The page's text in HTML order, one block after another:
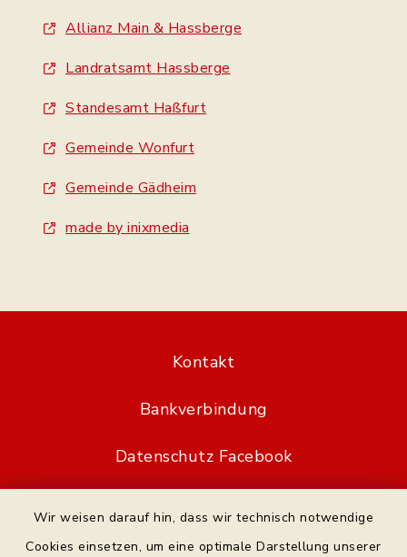
Wir weisen darauf hin, dass wir technisch notwendige
Cookies einsetzen, um eine optimale Darstellung unserer
Allianz Main & Hassberge
Landratsamt Hassberge
Standesamt Haßfurt
Gemeinde Wonfurt
Gemeinde Gädheim
made by inixmedia
Kontakt
Bankverbindung
Datenschutz Facebook
Datenschutz